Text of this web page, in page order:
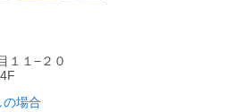
１１−２０
場合